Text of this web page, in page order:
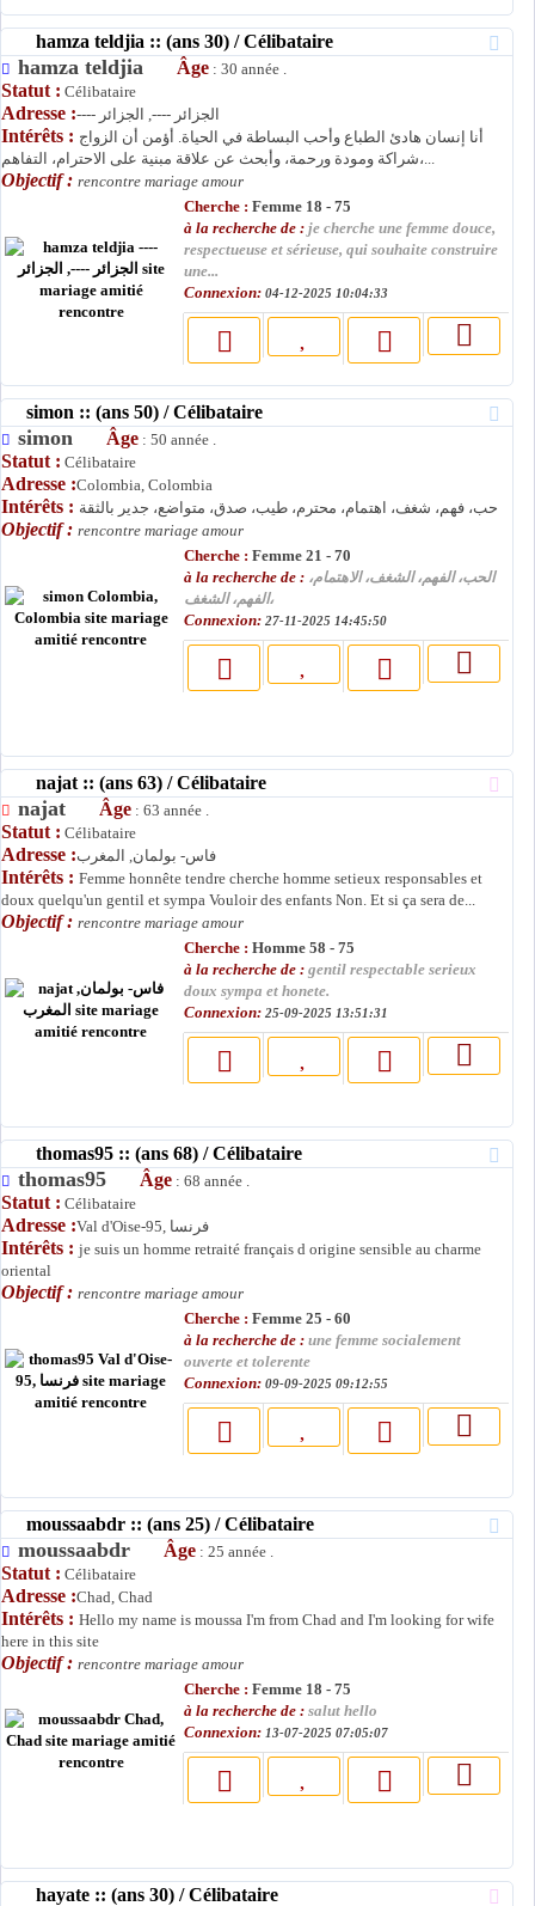
hamza teldjia :: (ans 30) / Célibataire
hamza teldjia Âge : 30 année .
Statut : Célibataire
Adresse : ---- الجزائر ----, الجزائر
Intérêts : أنا إنسان هادئ الطباع وأحب البساطة في الحياة. أؤمن أن الزواج
شراكة ومودة ورحمة، وأبحث عن علاقة مبنية على الاحترام، التفاهم،...
Objectif : rencontre mariage amour
Cherche : Femme 18 - 75
à la recherche de : je cherche une femme douce,
respectueuse et sérieuse, qui souhaite construire
une...
Connexion: 04-12-2025 10:04:33
simon :: (ans 50) / Célibataire
simon Âge : 50 année .
Statut : Célibataire
Adresse :Colombia, Colombia
Intérêts : حب، فهم، شغف، اهتمام، محترم، طيب، صدق، متواضع، جدير بالثقة
Objectif : rencontre mariage amour
Cherche : Femme 21 - 70
à la recherche de : الحب، الفهم، الشغف، الاهتمام،
الفهم، الشغف،
Connexion: 27-11-2025 14:45:50
najat :: (ans 63) / Célibataire
najat Âge : 63 année .
Statut : Célibataire
Adresse :فاس- بولمان, المغرب
Intérêts : Femme honnête tendre cherche homme setieux responsables et
doux quelqu'un gentil et sympa Vouloir des enfants Non. Et si ça sera de...
Objectif : rencontre mariage amour
Cherche : Homme 58 - 75
à la recherche de : gentil respectable serieux
doux sympa et honete.
Connexion: 25-09-2025 13:51:31
thomas95 :: (ans 68) / Célibataire
thomas95 Âge : 68 année .
Statut : Célibataire
Adresse : Val d'Oise-95, فرنسا
Intérêts : je suis un homme retraité français d origine sensible au charme
oriental
Objectif : rencontre mariage amour
Cherche : Femme 25 - 60
à la recherche de : une femme socialement
ouverte et tolerente
Connexion: 09-09-2025 09:12:55
moussaabdr :: (ans 25) / Célibataire
moussaabdr Âge : 25 année .
Statut : Célibataire
Adresse :Chad, Chad
Intérêts : Hello my name is moussa I'm from Chad and I'm looking for wife
here in this site
Objectif : rencontre mariage amour
Cherche : Femme 18 - 75
à la recherche de : salut hello
Connexion: 13-07-2025 07:05:07
hayate :: (ans 30) / Célibataire